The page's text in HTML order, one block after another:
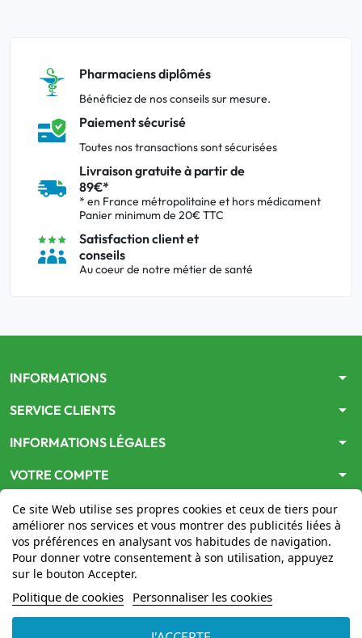
Pharmaciens diplômés
Bénéficiez de nos conseils sur mesure.
Paiement sécurisé
Toutes nos transactions sont sécurisées
Livraison gratuite à partir de
89€*
* en France métropolitaine et hors médicament
Panier minimum de 20€ TTC
Satisfaction client et
conseils
Au coeur de notre métier de santé
INFORMATIONS arrow_drop_down
SERVICE CLIENTS arrow_drop_down
INFORMATIONS LÉGALES arrow_drop_down
VOTRE COMPTE arrow_drop_down
Ce site Web utilise ses propres cookies et ceux de tiers pour
améliorer nos services et vous montrer des publicités liées à
vos préférences en analysant vos habitudes de navigation.
Pour donner votre consentement à son utilisation, appuyez
sur le bouton Accepter.
Politique de cookies Personnaliser les cookies
www.mon-pharmacien-conseil.com
par le Ministère de la Santépour la vente en ligne de
médicaments. Vérifiez-le en cliquantici